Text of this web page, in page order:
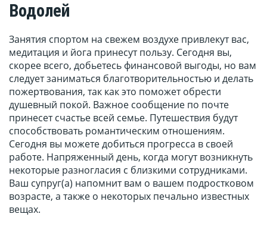
Водолей
Занятия спортом на свежем воздухе привлекут вас,
медитация и йога принесут пользу. Сегодня вы,
скорее всего, добьетесь финансовой выгоды, но вам
следует заниматься благотворительностью и делать
пожертвования, так как это поможет обрести
душевный покой. Важное сообщение по почте
принесет счастье всей семье. Путешествия будут
способствовать романтическим отношениям.
Сегодня вы можете добиться прогресса в своей
работе. Напряженный день, когда могут возникнуть
некоторые разногласия с близкими сотрудниками.
Ваш супруг(а) напомнит вам о вашем подростковом
возрасте, а также о некоторых печально известных
вещах.